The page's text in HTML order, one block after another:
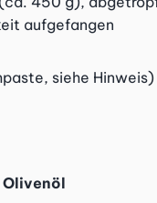
aufgefangen
siehe Hinweis)
Olivenöl